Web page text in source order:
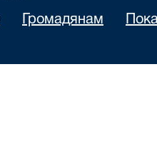
Громадянам